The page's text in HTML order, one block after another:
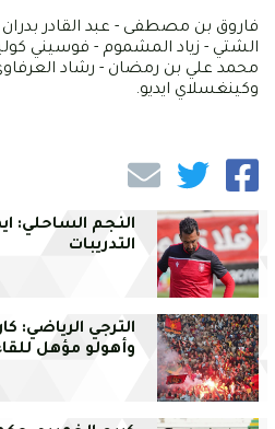
فاروق بن مصطفى - عبد القادر
الشتي - زياد المشموم - فوسيني
محمد علي بن رمضان - رشاد
وكينغسلاي ايديو.
النجم الساحلي:
التدريبات
الترجي الرياضي:
وأهولو مؤهل